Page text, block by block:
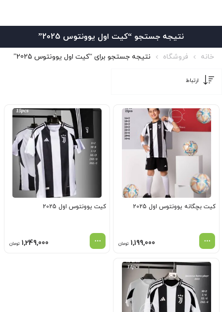
نتیجه جستجو “کیت اول یوونتوس 2025”
خانه فروشگاه نتیجه جستجو برای “کیت اول یوونتوس 2025”
کیت بچگانه یوونتوس اول 2025
1,199,000 تومان
کیت یوونتوس اول 2025
1,249,000 تومان